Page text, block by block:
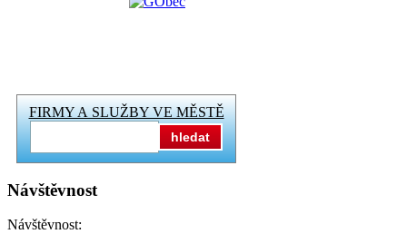
FIRMY A SLUŽBY VE MĚSTĚ
hledat
Návštěvnost
Návštěvnost: